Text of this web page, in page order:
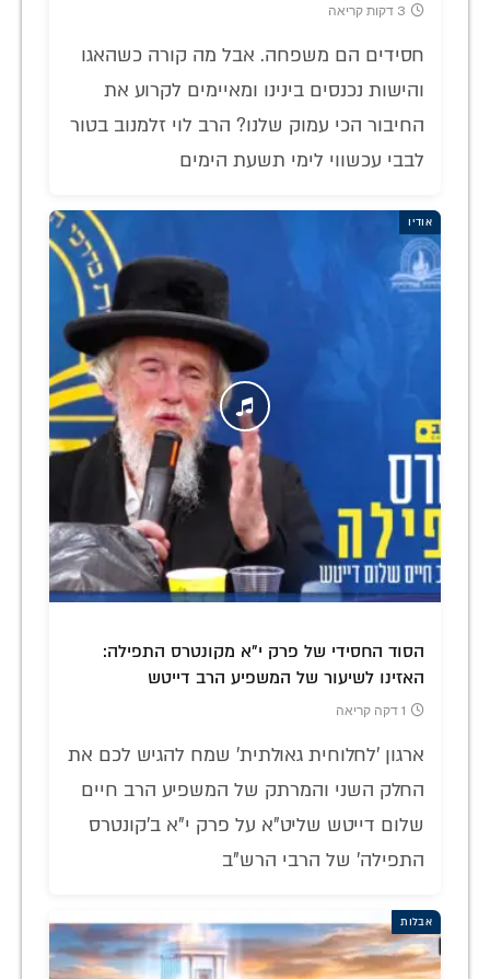
3 דקות קריאה
חסידים הם משפחה. אבל מה קורה כשהאגו
והישות נכנסים בינינו ומאיימים לקרוע את
החיבור הכי עמוק שלנו? הרב לוי זלמנוב בטור
לבבי עכשווי לימי תשעת הימים
אודיו
הסוד החסידי של פרק י"א מקונטרס התפילה:
האזינו לשיעור של המשפיע הרב דייטש
1 דקה קריאה
ארגון 'לחלוחית גאולתית' שמח להגיש לכם את
החלק השני והמרתק של המשפיע הרב חיים
שלום דייטש שליט"א על פרק י"א ב'קונטרס
התפילה' של הרבי הרש"ב
אבלות